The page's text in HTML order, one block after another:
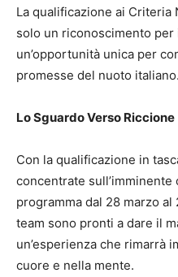
La qualificazione ai Criteria
solo un riconoscimento per
un’opportunità unica per
promesse del nuoto italiano.
Lo Sguardo Verso Riccione
Con la qualificazione in
concentrate
programma dal 28 marzo
team sono pronti a dare il
un’esperienza che rimarrà
cuore e nella mente.